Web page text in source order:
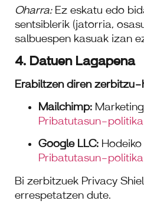
Oharra:Ez eskatu edo
sentsiblerik (jatorria,
salbuespen kasuak izan
4. Datuen Lagapena
Erabiltzen diren zerbitzu-
Mailchimp:
Pribatutasun-politika
Google LLC:
Pribatutasun-politika
Bi zerbitzuek Privacy
errespetatzen dute.